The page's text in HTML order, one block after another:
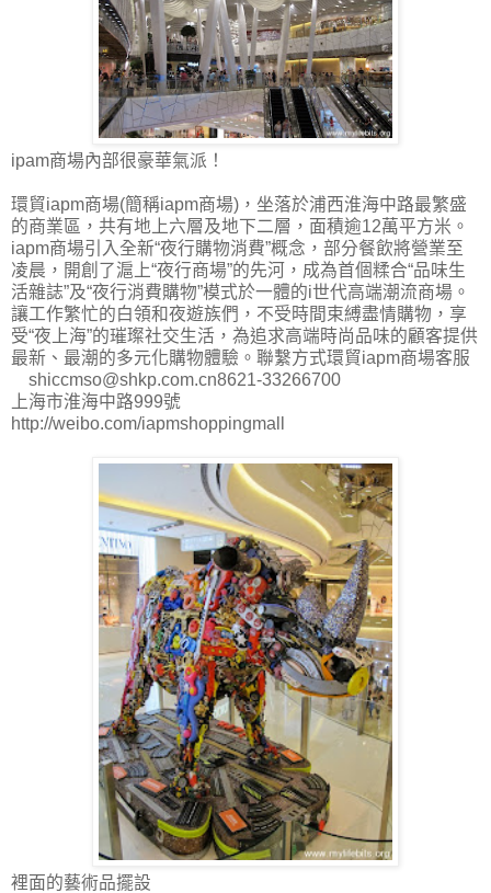
ipam商場內部很豪華氣派！
環貿iapm商場(簡稱iapm商場)，坐落於浦西淮海中路最繁盛
的商業區，共有地上六層及地下二層，面積逾12萬平方米。
iapm商場引入全新“夜行購物消費”概念，部分餐飲將營業至
凌晨，開創了滬上“夜行商場”的先河，成為首個糅合“品味生
活雜誌”及“夜行消費購物”模式於一體的i世代高端潮流商場。
讓工作繁忙的白領和夜遊族們，不受時間束縛盡情購物，享
受“夜上海”的璀璨社交生活，為追求高端時尚品味的顧客提供
最新、最潮的多元化購物體驗。 聯繫方式環貿iapm商場客服
shiccmso@shkp.com.cn8621-33266700
上海市淮海中路999號
http://weibo.com/iapmshoppingmall
裡面的藝術品擺設